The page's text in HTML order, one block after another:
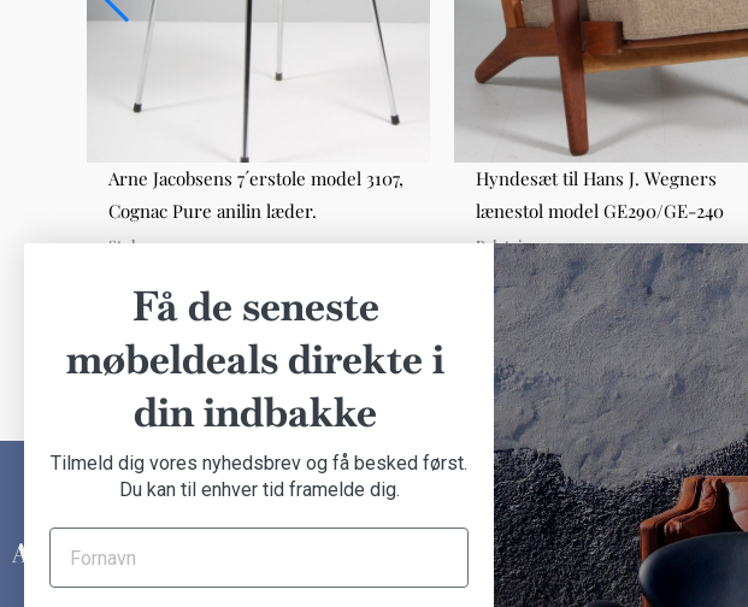
Arne Jacobsens 7´erstole model 3107,
Cognac Pure anilin læder.
Stole
Hyndesæt til Hans J. Wegners
lænestol model GE290/GE-240
Polstring
DKK 2.750,00
INFORMATION
Om Another Classic
KUNDESERVICE
Kontakt os
Få de seneste
møbeldeals direkte i
din indbakke
Tilmeld dig vores nyhedsbrev og få besked først.
Du kan til enhver tid framelde dig.